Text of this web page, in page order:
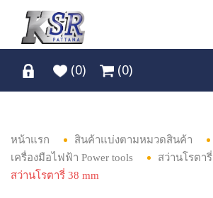
(0) (0)
หน้าแรก
สินค้าแบ่งตามหมวดสินค้า
เครื่องมือไฟฟ้า Power tools
สว่านโรตารี่
สว่านโรตารี่ 38 mm